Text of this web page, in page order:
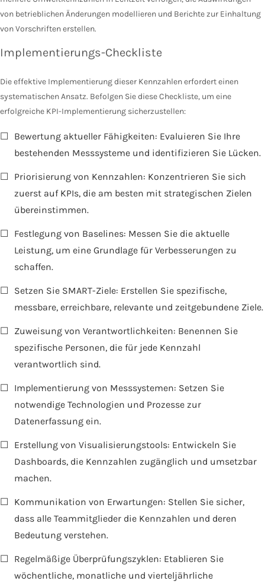
von betrieblichen Änderungen modellieren und Berichte zur Einhaltung
von Vorschriften erstellen.
Implementierungs-Checkliste
Die effektive Implementierung dieser Kennzahlen erfordert einen
systematischen Ansatz. Befolgen Sie diese Checkliste, um eine
erfolgreiche KPI-Implementierung sicherzustellen:
☐
Bewertung aktueller Fähigkeiten: Evaluieren Sie Ihre
bestehenden Messsysteme und identifizieren Sie Lücken.
☐
Priorisierung von Kennzahlen: Konzentrieren Sie sich
zuerst auf KPIs, die am besten mit strategischen Zielen
übereinstimmen.
☐
Festlegung von Baselines: Messen Sie die aktuelle
Leistung, um eine Grundlage für Verbesserungen zu
schaffen.
☐
Setzen Sie SMART-Ziele: Erstellen Sie spezifische,
messbare, erreichbare, relevante und zeitgebundene Ziele.
☐
Zuweisung von Verantwortlichkeiten: Benennen Sie
spezifische Personen, die für jede Kennzahl
verantwortlich sind.
☐
Implementierung von Messsystemen: Setzen Sie
notwendige Technologien und Prozesse zur
Datenerfassung ein.
☐
Erstellung von Visualisierungstools: Entwickeln Sie
Dashboards, die Kennzahlen zugänglich und umsetzbar
machen.
☐
Kommunikation von Erwartungen: Stellen Sie sicher,
dass alle Teammitglieder die Kennzahlen und deren
Bedeutung verstehen.
☐
Regelmäßige Überprüfungszyklen: Etablieren Sie
wöchentliche, monatliche und vierteljährliche